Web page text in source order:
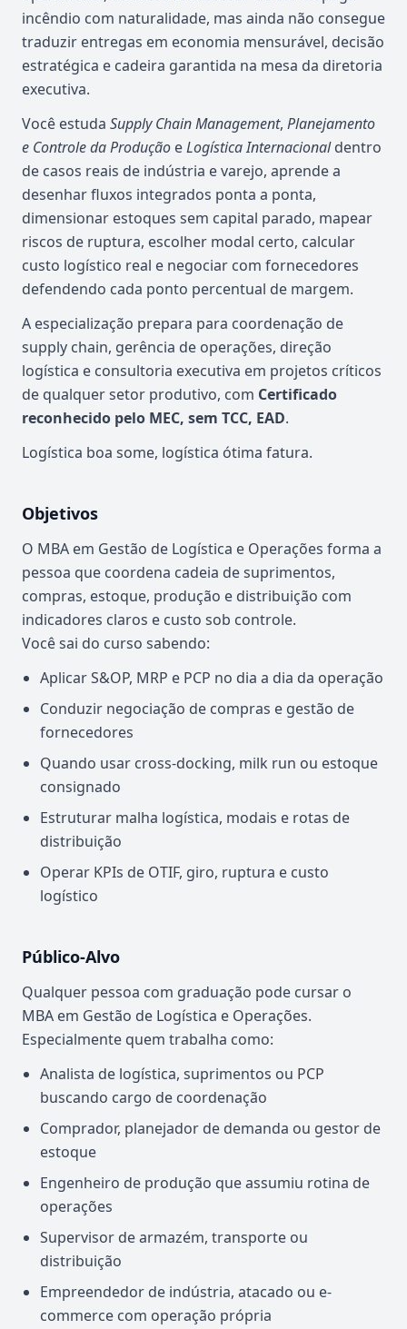
incêndio com naturalidade, mas ainda não consegue
traduzir entregas em economia mensurável, decisão
estratégica e cadeira garantida na mesa da diretoria
executiva.
Você estuda Supply Chain Management, Planejamento
e Controle da Produção eLogística Internacionaldentro
de casos reais de indústria e varejo, aprende a
desenhar fluxos integrados ponta a ponta,
dimensionar estoques sem capital parado, mapear
riscos de ruptura, escolher modal certo, calcular
custo logístico real e negociar com fornecedores
defendendo cada ponto percentual de margem.
A especialização prepara para coordenação de
supply chain, gerência de operações, direção
logística e consultoria executiva em projetos críticos
de qualquer setor produtivo, com Certificado
reconhecido pelo MEC, sem TCC, EAD.
Logística boa some, logística ótima fatura.
Objetivos
O MBA em Gestão de Logística e Operações forma a
pessoa que coordena cadeia de suprimentos,
compras, estoque, produção e distribuição com
indicadores claros e custo sob controle.
Você sai do curso sabendo:
Aplicar S&OP, MRP e PCP no dia a dia da operação
Conduzir negociação de compras e gestão de
fornecedores
Quando usar cross-docking, milk run ou estoque
consignado
Estruturar malha logística, modais e rotas de
distribuição
Operar KPIs de OTIF, giro, ruptura e custo
logístico
Público-Alvo
Qualquer pessoa com graduação pode cursar o
MBA em Gestão de Logística e Operações.
Especialmente quem trabalha como:
Analista de logística, suprimentos ou PCP
buscando cargo de coordenação
Comprador, planejador de demanda ou gestor de
estoque
Engenheiro de produção que assumiu rotina de
operações
Supervisor de armazém, transporte ou
distribuição
Empreendedor de indústria, atacado ou e-
commerce com operação própria